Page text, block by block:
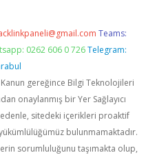
Teams:
0262 606 0 726 Telegram:
Kanun gereğince Bilgi Teknolojileri
onaylanmış bir Yer Sağlayıcı
sitedeki içerikleri proaktif
bulunmamaktadır.
sorumluluğunu taşımakta olup,